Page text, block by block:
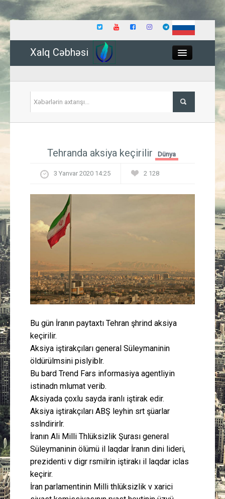
Xalq Cəbhəsi
İqtisadiyyat
Müsahibə
Peşə etikası
Tehranda aksiya keçirilir Dünya
3 Yanvar 2020 14:25 2 128
Bu gün İranın paytaxtı Tehran şәhәrindә aksiya
keçirilir.
Aksiya iştirakçıları general Süleymaninin
öldürülmәsini pislәyiblәr.
Bu barәdә Trend Fars informasiya agentliyinә
istinadәn mәlumat verib.
Aksiyada çoxlu sayda iranlı iştirak edir.
Aksiya iştirakçıları ABŞ әleyhinә sәrt şüarlar
sәslәndirirlәr.
İranın Ali Milli Tәhlükәsizlik Şurası general
Süleymaninin ölümü ilә әlaqәdar İranın dini lideri,
prezidenti vә digәr rәsmilәrin iştirakı ilә әlaqәdar iclas
keçirir.
İran parlamentinin Milli tәhlükәsizlik vә xarici